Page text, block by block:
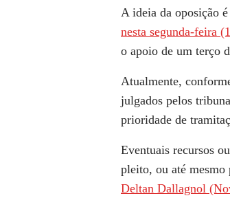
A ideia da oposição
nesta segunda-feira
o apoio de um terço
Atualmente,
julgados pelos
prioridade de
Eventuais recursos
pleito, ou até mesmo
Deltan Dallagnol